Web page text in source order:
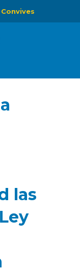
las